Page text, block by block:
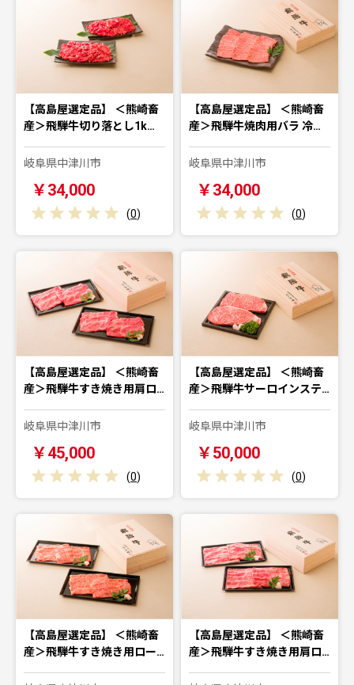
【高島屋選定品】 ＜熊崎畜
産＞飛騨牛切り落とし1k…
岐阜県中津川市
￥34,000
(0)
【高島屋選定品】 ＜熊崎畜
産＞飛騨牛焼肉用バラ 冷…
岐阜県中津川市
￥34,000
(0)
【高島屋選定品】 ＜熊崎畜
産＞飛騨牛すき焼き用肩ロ…
岐阜県中津川市
￥45,000
(0)
【高島屋選定品】 ＜熊崎畜
産＞飛騨牛サーロインステ…
岐阜県中津川市
￥50,000
(0)
【高島屋選定品】 ＜熊崎畜
産＞飛騨牛すき焼き用ロー…
【高島屋選定品】 ＜熊崎畜
産＞飛騨牛すき焼き用肩ロ…